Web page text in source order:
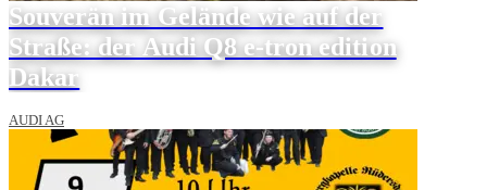
Souverän im Gelände wie auf der
Straße: der Audi Q8 e-tron edition
Dakar
AUDI AG